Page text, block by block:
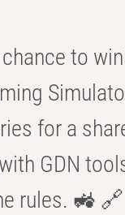
chance to
for a
GDN
rules. 🚜 🔗